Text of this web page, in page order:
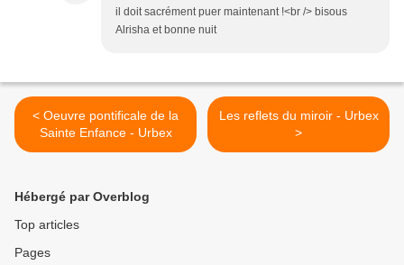
il doit sacrément puer maintenant !<br /> bisous
Alrisha et bonne nuit
< Oeuvre pontificale de la
Sainte Enfance - Urbex
Les reflets du miroir - Urbex
>
Hébergé par Overblog
Top articles
Pages